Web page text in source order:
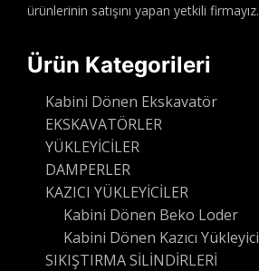
ürünlerinin satışını yapan yetkili firmayız.
Ürün Kategorileri
Kabini Dönen Ekskavatör
EKSKAVATÖRLER
YÜKLEYİCİLER
DAMPERLER
KAZICI YÜKLEYİCİLER
Kabini Dönen Beko Loder
Kabini Dönen Kazıcı Yükleyici
SIKIŞTIRMA SİLİNDİRLERİ